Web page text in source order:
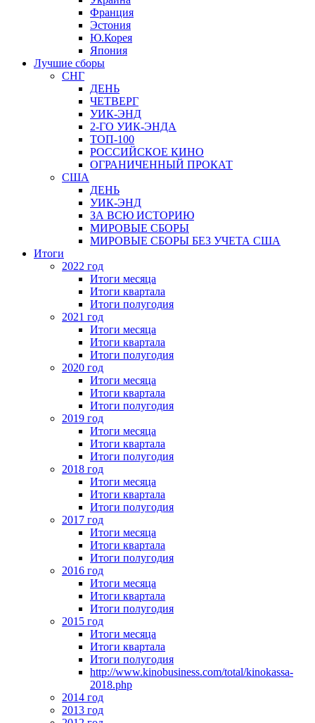
Франция
Эстония
Ю.Корея
Япония
Лучшие сборы
СНГ
ДЕНЬ
ЧЕТВЕРГ
УИК-ЭНД
2-ГО УИК-ЭНДА
ТОП-100
РОССИЙСКОЕ КИНО
ОГРАНИЧЕННЫЙ ПРОКАТ
США
ДЕНЬ
УИК-ЭНД
ЗА ВСЮ ИСТОРИЮ
МИРОВЫЕ СБОРЫ
МИРОВЫЕ СБОРЫ БЕЗ УЧЕТА США
Итоги
2022 год
Итоги месяца
Итоги квартала
Итоги полугодия
2021 год
Итоги месяца
Итоги квартала
Итоги полугодия
2020 год
Итоги месяца
Итоги квартала
Итоги полугодия
2019 год
Итоги месяца
Итоги квартала
Итоги полугодия
2018 год
Итоги месяца
Итоги квартала
Итоги полугодия
2017 год
Итоги месяца
Итоги квартала
Итоги полугодия
2016 год
Итоги месяца
Итоги квартала
Итоги полугодия
2015 год
Итоги месяца
Итоги квартала
Итоги полугодия
http://www.kinobusiness.com/total/kinokassa-
2018.php
2014 год
2013 год